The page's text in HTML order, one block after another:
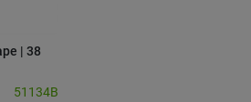
| 38
51134B